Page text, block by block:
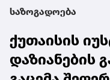
საზოგადოება
ქუთაისის
დაზიანების